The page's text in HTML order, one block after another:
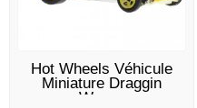
DERNIERS ARTICLES EN
STOCK
Hot Wheels Véhicule
Miniature Draggin
Wagon